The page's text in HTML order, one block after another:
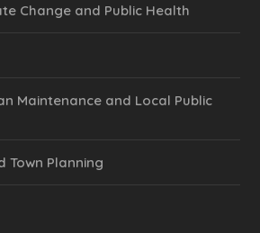
Change and Public Health
Maintenance and Local Public
Town Planning